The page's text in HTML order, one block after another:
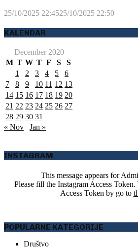
25/10/2025 22:4525/10/2025 22:50
KALENDAR
December 2020
M T W T F S
S
1
2 3 4 5
6
7
8 9 10 11 12 13
14 15 16 17 18 19 20
21 22 23 24 25 26 27
28 29 30 31
« Nov
Jan »
INSTAGRAM
This message appears for
Please fill the Instagram Access
Access Token by go to
POPULARNE KATEGORIJE
Društvo